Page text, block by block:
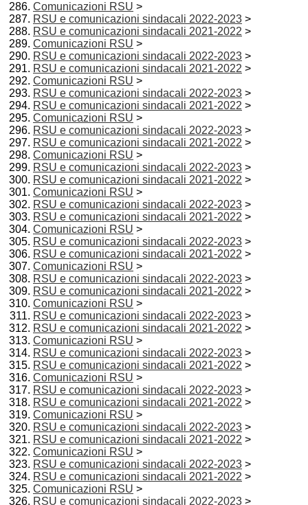
Comunicazioni RSU >
RSU e comunicazioni sindacali 2022-2023 >
RSU e comunicazioni sindacali 2021-2022 >
Comunicazioni RSU >
RSU e comunicazioni sindacali 2022-2023 >
RSU e comunicazioni sindacali 2021-2022 >
Comunicazioni RSU >
RSU e comunicazioni sindacali 2022-2023 >
RSU e comunicazioni sindacali 2021-2022 >
Comunicazioni RSU >
RSU e comunicazioni sindacali 2022-2023 >
RSU e comunicazioni sindacali 2021-2022 >
Comunicazioni RSU >
RSU e comunicazioni sindacali 2022-2023 >
RSU e comunicazioni sindacali 2021-2022 >
Comunicazioni RSU >
RSU e comunicazioni sindacali 2022-2023 >
RSU e comunicazioni sindacali 2021-2022 >
Comunicazioni RSU >
RSU e comunicazioni sindacali 2022-2023 >
RSU e comunicazioni sindacali 2021-2022 >
Comunicazioni RSU >
RSU e comunicazioni sindacali 2022-2023 >
RSU e comunicazioni sindacali 2021-2022 >
Comunicazioni RSU >
RSU e comunicazioni sindacali 2022-2023 >
RSU e comunicazioni sindacali 2021-2022 >
Comunicazioni RSU >
RSU e comunicazioni sindacali 2022-2023 >
RSU e comunicazioni sindacali 2021-2022 >
Comunicazioni RSU >
RSU e comunicazioni sindacali 2022-2023 >
RSU e comunicazioni sindacali 2021-2022 >
Comunicazioni RSU >
RSU e comunicazioni sindacali 2022-2023 >
RSU e comunicazioni sindacali 2021-2022 >
Comunicazioni RSU >
RSU e comunicazioni sindacali 2022-2023 >
RSU e comunicazioni sindacali 2021-2022 >
Comunicazioni RSU >
RSU e comunicazioni sindacali 2022-2023 >